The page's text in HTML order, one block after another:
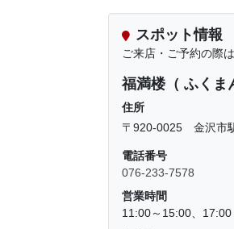
スポット情報
ご来店・ご予約の際
福満楼（ ふくま
住所
〒920-0025 金沢市
電話番号
076-233-7578
営業時間
11:00～15:00、